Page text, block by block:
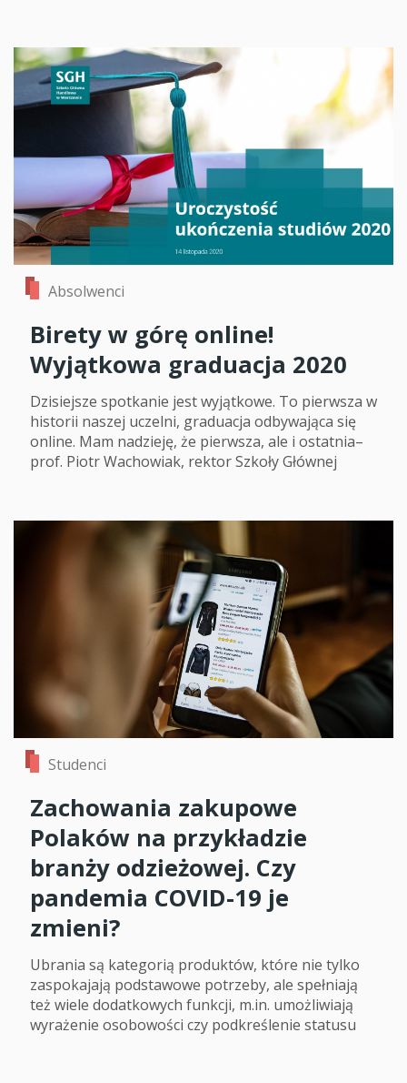
Absolwenci
Birety w górę online!
Wyjątkowa graduacja 2020
Dzisiejsze spotkanie jest wyjątkowe. To pierwsza w
historii naszej uczelni, graduacja odbywająca się
online. Mam nadzieję, że pierwsza, ale i ostatnia–
prof. Piotr Wachowiak, rektor Szkoły Głównej
Studenci
Zachowania zakupowe
Polaków na przykładzie
branży odzieżowej. Czy
pandemia COVID-19 je
zmieni?
Ubrania są kategorią produktów, które nie tylko
zaspokajają podstawowe potrzeby, ale spełniają
też wiele dodatkowych funkcji, m.in. umożliwiają
wyrażenie osobowości czy podkreślenie statusu